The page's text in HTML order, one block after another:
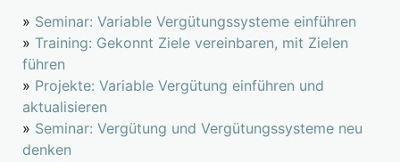
» Seminar: Variable Vergütungssysteme einführen
» Training: Gekonnt Ziele vereinbaren, mit Zielen
führen
» Projekte: Variable Vergütung einführen und
aktualisieren
» Seminar: Vergütung und Vergütungssysteme neu
denken